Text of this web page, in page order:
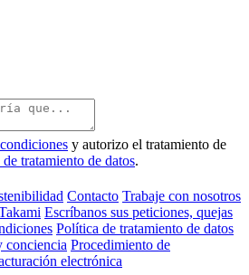
y autorizo el tratamiento de
tratamiento de datos.
Contacto Trabaje con nosotros
Escríbanos sus peticiones, quejas
Política de tratamiento de datos
conciencia Procedimiento de
electrónica